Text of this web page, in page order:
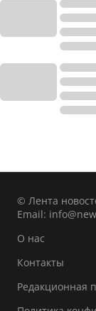
© Лента
Email:
О нас
Контакты
Редакционная